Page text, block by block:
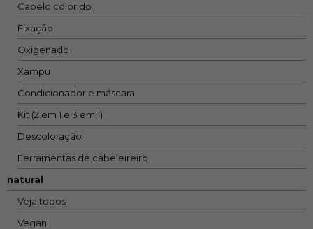
Cabelo colorido
Fixação
Oxigenado
Xampu
Condicionador e máscara
Kit (2 em 1 e 3 em 1)
Descoloração
Ferramentas de cabeleireiro
natural
Veja todos
Vegan